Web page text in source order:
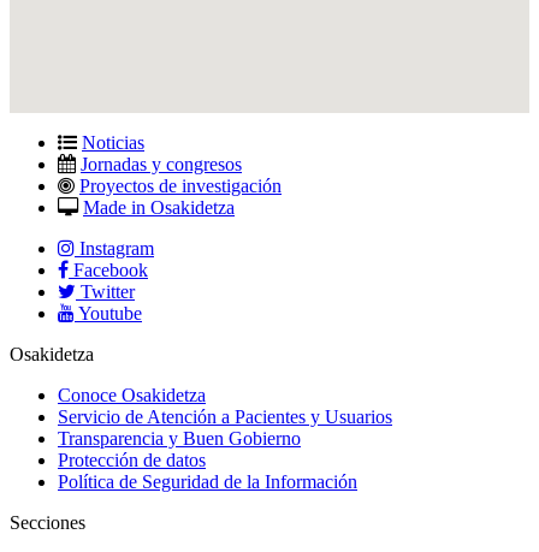
Noticias
Jornadas y congresos
Proyectos de investigación
Made in Osakidetza
Instagram
Facebook
Twitter
Youtube
Osakidetza
Conoce Osakidetza
Servicio de Atención a Pacientes y Usuarios
Transparencia y Buen Gobierno
Protección de datos
Política de Seguridad de la Información
Secciones